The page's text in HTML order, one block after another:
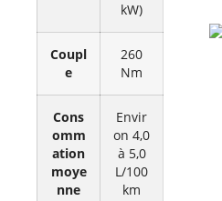
kW)
Coupl
e
260
Nm
Cons
omm
ation
moye
nne
Envir
on 4,0
à 5,0
L/100
km